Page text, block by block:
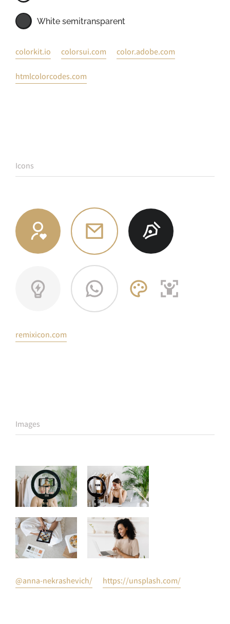
White semitransparent
colorkit.io colorsui.com color.adobe.com
htmlcolorcodes.com
Icons
remixicon.com
Images
@anna-nekrashevich/ https://unsplash.com/